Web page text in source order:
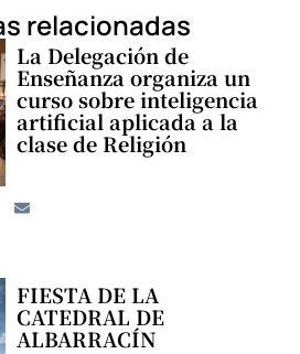
relacionadas
La Delegación de
Enseñanza organiza un
curso sobre inteligencia
artificial aplicada a la
clase de Religión
FIESTA DE LA
CATEDRAL DE
ALBARRACÍN